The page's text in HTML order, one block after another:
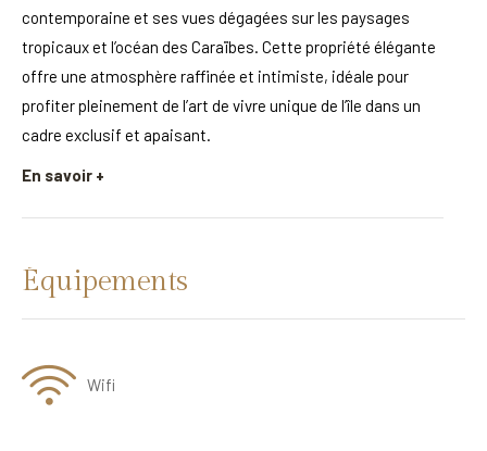
contemporaine et ses vues dégagées sur les paysages
tropicaux et l’océan des Caraïbes. Cette propriété élégante
offre une atmosphère raffinée et intimiste, idéale pour
profiter pleinement de l’art de vivre unique de l’île dans un
cadre exclusif et apaisant.
En savoir +
Équipements
Wifi